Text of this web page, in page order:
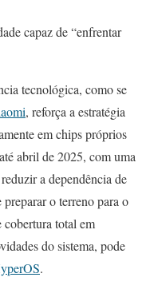
capaz de “enfrentar
tecnológica, como se
, reforça a estratégia
em chips próprios
abril de 2025, com uma
a dependência de
preparar o terreno para o
total em
do sistema, pode
.